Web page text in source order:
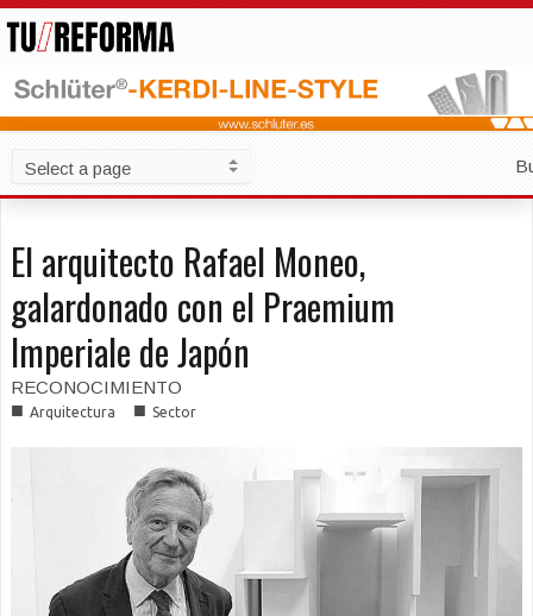
El arquitecto Rafael Moneo,
galardonado con el Praemium
Imperiale de Japón
RECONOCIMIENTO
■ Arquitectura ■ Sector